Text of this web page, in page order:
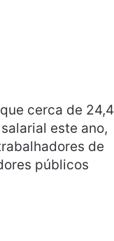
cerca de 24,4
este ano,
de
públicos